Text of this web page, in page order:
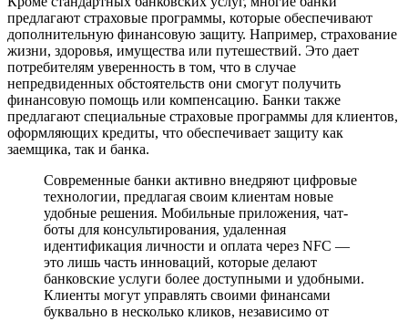
предлагают страховые программы, которые обеспечивают
дополнительную финансовую защиту. Например, страхование
жизни, здоровья, имущества или путешествий. Это дает
потребителям уверенность в том, что в случае
непредвиденных обстоятельств они смогут получить
финансовую помощь или компенсацию. Банки также
предлагают специальные страховые программы для клиентов,
оформляющих кредиты, что обеспечивает защиту как
заемщика, так и банка.
Современные банки активно внедряют цифровые
технологии, предлагая своим клиентам новые
удобные решения. Мобильные приложения, чат-
боты для консультирования, удаленная
идентификация личности и оплата через NFC —
это лишь часть инноваций, которые делают
банковские услуги более доступными и удобными.
Клиенты могут управлять своими финансами
буквально в несколько кликов, независимо от